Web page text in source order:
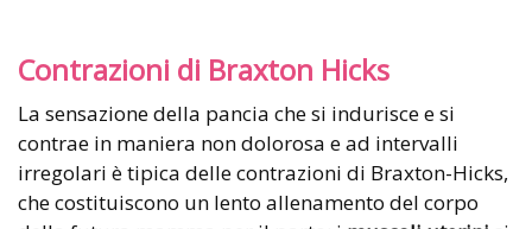
Contrazioni di Braxton Hicks
La sensazione della pancia che si indurisce e si
contrae in maniera non dolorosa e ad intervalli
irregolari è tipica delle contrazioni di Braxton-Hicks,
che costituiscono un lento allenamento del corpo